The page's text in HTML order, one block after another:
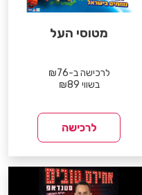
מטוסי העל
לרכישה ב-₪76
בשווי ₪89
לרכישה